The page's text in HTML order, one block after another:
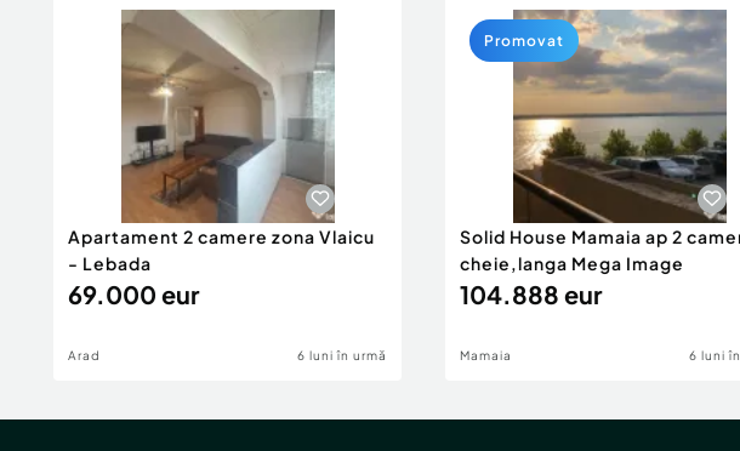
Apartament 2 camere zona Vlaicu
- Lebada
69.000 eur
Arad 6 luni în urmă
Solid House Mamaia ap 2
cheie,langa Mega Image
104.888 eur
Mamaia 6 luni
Promovat